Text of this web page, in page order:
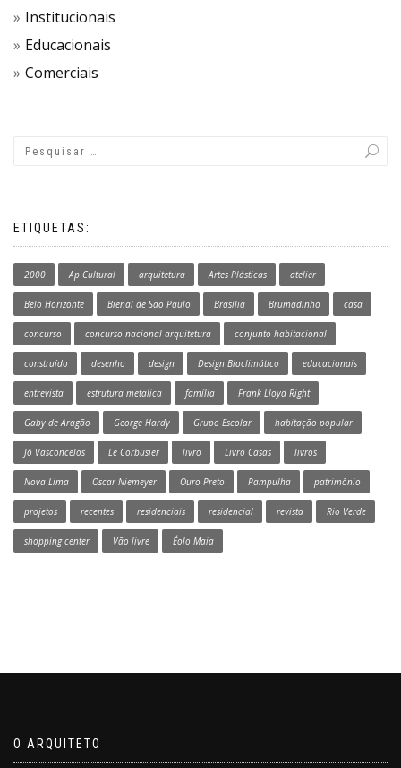
Institucionais
Educacionais
Comerciais
ETIQUETAS:
2000 Ap Cultural arquitetura Artes Plásticas atelier
Belo Horizonte Bienal de São Paulo Brasília Brumadinho casa
concurso concurso nacional arquitetura conjunto habitacional
construído desenho design Design Bioclimático educacionais
entrevista estrutura metalica família Frank Lloyd Right
Gaby de Aragão George Hardy Grupo Escolar habitação popular
Jô Vasconcelos Le Corbusier livro Livro Casas livros
Nova Lima Oscar Niemeyer Ouro Preto Pampulha patrimônio
projetos recentes residenciais residencial revista Rio Verde
shopping center Vão livre Éolo Maia
O ARQUITETO